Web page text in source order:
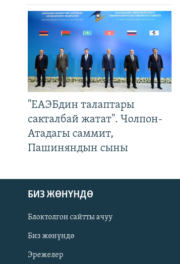
Русский
"ЕАЭБдин талаптары
сакталбай жатат". Чолпон-
Атадагы саммит,
Пашиняндын сыны
БИЗ ЖӨНҮНДӨ
Блоктолгон сайтты ачуу
Биз жөнүндө
Эрежелер